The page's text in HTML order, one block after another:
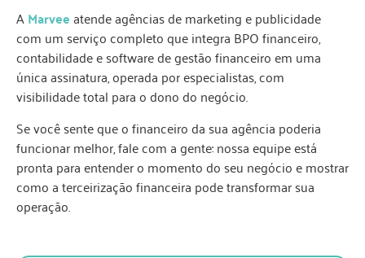
AMarveeatende agências de marketing e publicidade
com um serviço completo que integra BPO financeiro,
contabilidade e software de gestão financeiro em uma
única assinatura, operada por especialistas, com
visibilidade total para o dono do negócio.
Se você sente que o financeiro da sua agência poderia
funcionar melhor, fale com a gente: nossa equipe está
pronta para entender o momento do seu negócio e mostrar
como a terceirização financeira pode transformar sua
operação.